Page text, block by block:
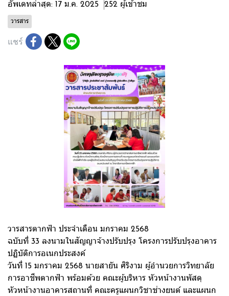
อัพเดทล่าสุด: 17 ม.ค. 2025 252 ผู้เข้าชม
วารสาร
แชร์
วารสารตากฟ้า ประจำเดือน มกราคม 2568
ฉบับที่ 33 ลงนามในสัญญาจ้างปรับปรุง โครงการปรับปรุงอาคาร
ปฏิบัติการอเนกประสงค์
วันที่ 15 มกราคม 2568 นายสายัน ศิริงาม ผู้อำนวยการวิทยาลัย
การอาชีพตากฟ้า พร้อมด้วย คณะผู้บริหาร หัวหน้างานพัสดุ
หัวหน้างานอาคารสถานที่ คณะครูแผนกวิชาช่างยนต์ และแผนก